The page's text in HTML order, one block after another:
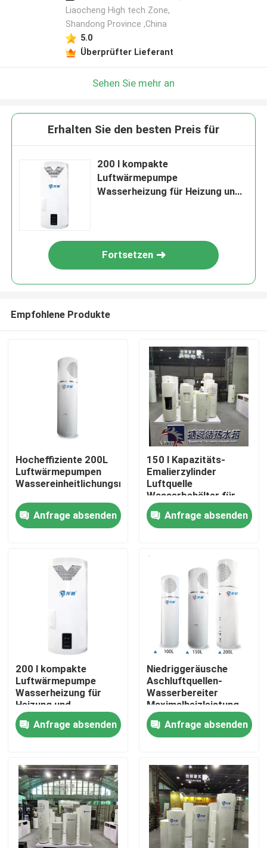
Zu Hause
Werksbesichtigung
Qualitätskontrolle
Kontakt mit uns
Neuigkeiten
Rechtssachen
Solarthermischer Kocher
Liaocheng High tech Zone,
Shandong Province ,China
5.0
Überprüfter Lieferant
Sehen Sie mehr an
Erhalten Sie den besten Preis für
200 l kompakte
Luftwärmepumpe
Wasserheizung für Heizung und
Fortsetzen
Empfohlene Produkte
Hocheffiziente 200L
Luftwärmepumpen
Wassereinheitlichungsmaschine
Anfrage absenden
150 l Kapazitäts-
Emalierzylinder
Luftquelle
Wasserbehälter für
Wärmepumpensysteme
Anfrage absenden
200 l kompakte
Luftwärmepumpe
Wasserheizung für
Heizung und
Warmwasserversorgung
Anfrage absenden
Niedriggeräusche
Aschluftquellen-
Wasserbereiter
Maximalheizleistung
1500w Luftenergie-
Wärmepumpe
Integrierte Maschine
Anfrage absenden